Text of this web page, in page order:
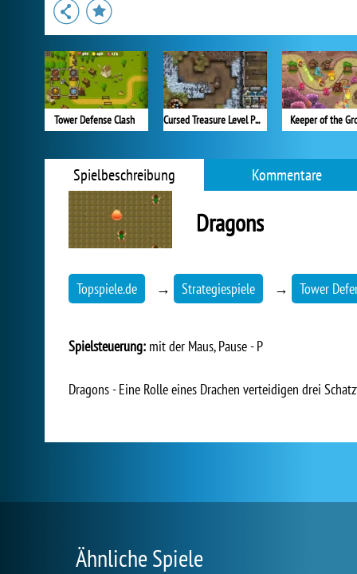
Tower Defense Clash Cursed Treasure Level Pack Keeper of the
Spielbeschreibung Kommentare
Dragons
Topspiele.de → Strategiespiele → Tower
Spielsteuerung: mit der Maus, Pause - P
Dragons - Eine Rolle eines Drachen verteidigen drei
Ähnliche Spiele